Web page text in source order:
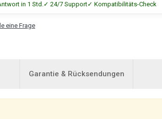
in 1 Std.✓ 24/7 Support✓ Kompatibilitäts-Check
eine Frage
Garantie & Rücksendungen